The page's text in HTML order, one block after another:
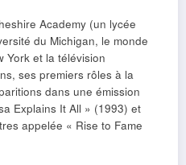
Academy (un lycée
du Michigan, le monde
York et la télévision
ses premiers rôles à la
dans une émission
Explains It All » (1993) et
appelée « Rise to Fame